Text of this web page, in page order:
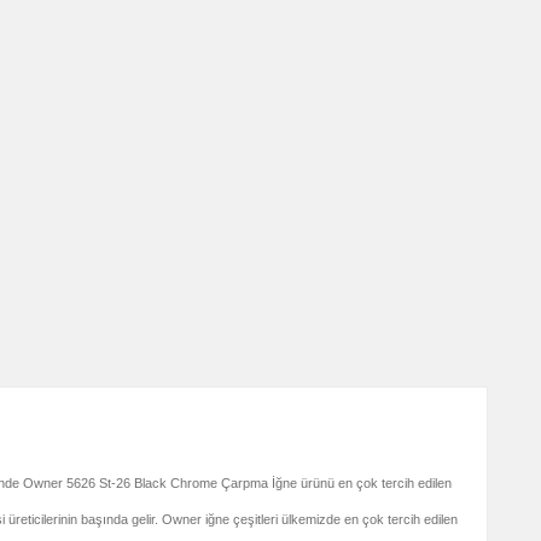
Owner 5626 St-26 Black Chrome Çarpma İğne ürünü en çok tercih edilen
üreticilerinin başında gelir. Owner iğne çeşitleri ülkemizde en çok tercih edilen